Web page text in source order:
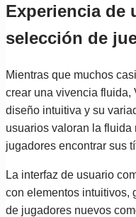
Experiencia de
selección de
Mientras que muchos
crear una vivencia fluida,
diseño intuitiva y su
usuarios valoran la
jugadores encontrar sus
La interfaz de usuario
con elementos intuitivos,
de jugadores nuevos